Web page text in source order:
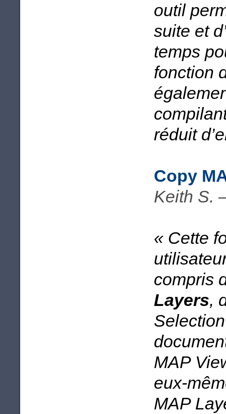
outil
suite et
temps
fonction
réduit
Copy
Keith S.
« Cette
compris
Layers,
MAP
eux-
MAP